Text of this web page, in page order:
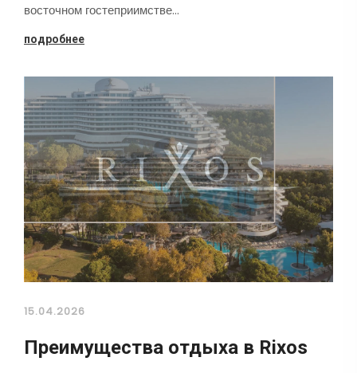
восточном гостеприимстве…
подробнее
15.04.2026
Преимущества отдыха в Rixos